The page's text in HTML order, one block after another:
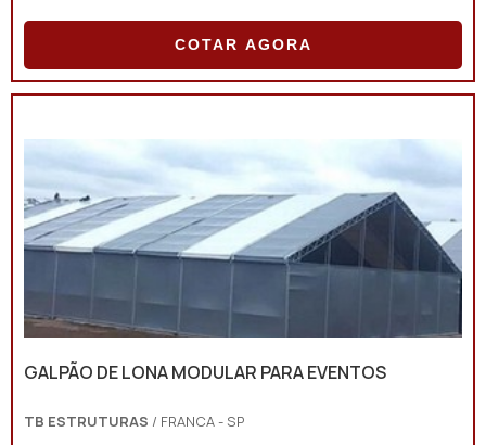
COTAR AGORA
GALPÃO DE LONA MODULAR PARA EVENTOS
TB ESTRUTURAS / FRANCA - SP